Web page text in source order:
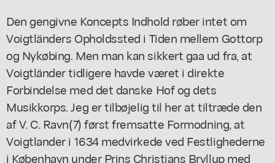
Den gengivne Koncepts Indhold røber intet om
Voigtländers Opholdssted i Tiden mellem Gottorp
og Nykøbing. Men man kan sikkert gaa ud fra, at
Voigtländer tidligere havde været i direkte
Forbindelse med det danske Hof og dets
Musikkorps. Jeg er tilbøjelig til her at tiltræde den
af V. C. Ravn(7) først fremsatte Formodning, at
Voigtlander i 1634 medvirkede ved Festlighederne
i København under Prins Christians Bryllup med